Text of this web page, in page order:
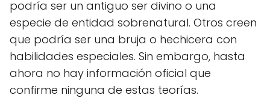
podría ser un antiguo ser divino o una
especie de entidad sobrenatural. Otros creen
que podría ser una bruja o hechicera con
habilidades especiales. Sin embargo, hasta
ahora no hay información oficial que
confirme ninguna de estas teorías.